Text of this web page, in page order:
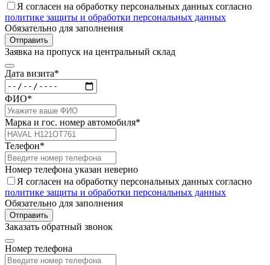
Я согласен на обработку персональных данных согласно
политике защиты и обработки персональных данных
Обязательно для заполнения
Отправить
Заявка на пропуск на центральный склад
Дата визита*
ФИО*
Марка и гос. номер автомобиля*
Телефон*
Номер телефона указан неверно
Я согласен на обработку персональных данных согласно
политике защиты и обработки персональных данных
Обязательно для заполнения
Отправить
Заказать обратный звонок
Номер телефона